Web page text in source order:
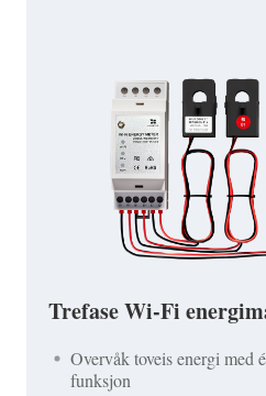
Trefase Wi-Fi
Overvåk toveis energi med
funksjon